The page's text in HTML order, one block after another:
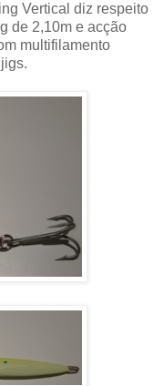
Vertical diz respeito
de 2,10m e acção
multifilamento